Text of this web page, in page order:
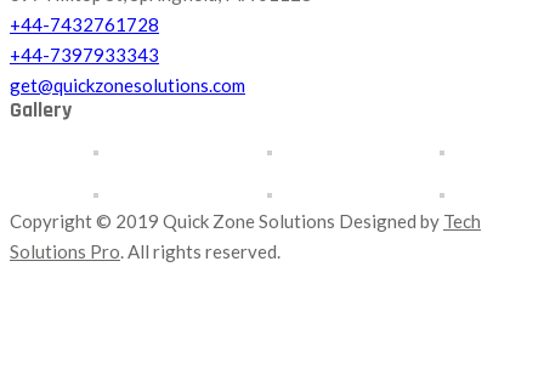
+44-7432761728
+44-7397933343
get@quickzonesolutions.com
Gallery
Copyright © 2019 Quick Zone Solutions Designed by Tech
Solutions Pro. All rights reserved.